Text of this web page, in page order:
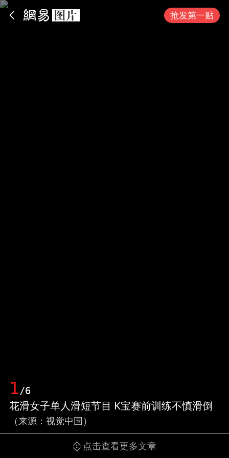
抢发第一贴
1/6
花滑女子单人滑短节目 K宝赛前训练不慎滑倒
（来源：视觉中国）
点击查看更多文章
App内打开